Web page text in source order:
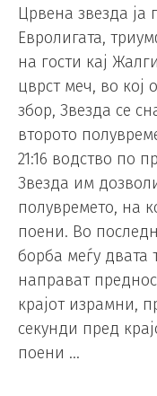
Црвена звезда ја
Евролигата,
на гости кај
цврст меч, во кој
збор, Звезда се
второто
21:16 водство по
Звезда им
полувремето, на
поени. Во
борба меѓу двата
направат
крајот израмни,
секунди пред
поени …